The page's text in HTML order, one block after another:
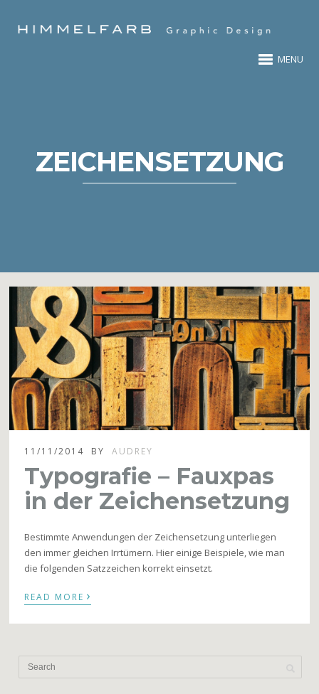
MENU
ZEICHENSETZUNG
11/11/2014 BY AUDREY
Typografie – Fauxpas
in der Zeichensetzung
Bestimmte Anwendungen der Zeichensetzung unterliegen
den immer gleichen Irrtümern. Hier einige Beispiele, wie man
die folgenden Satzzeichen korrekt einsetzt.
READ MORE ›